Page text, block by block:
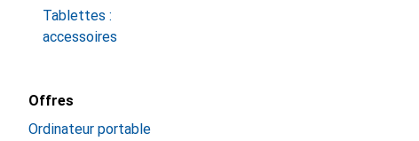
Tablettes :
accessoires
Offres
Ordinateur portable